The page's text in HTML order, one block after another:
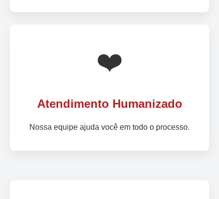
❤️
Atendimento Humanizado
Nossa equipe ajuda você em todo o processo.